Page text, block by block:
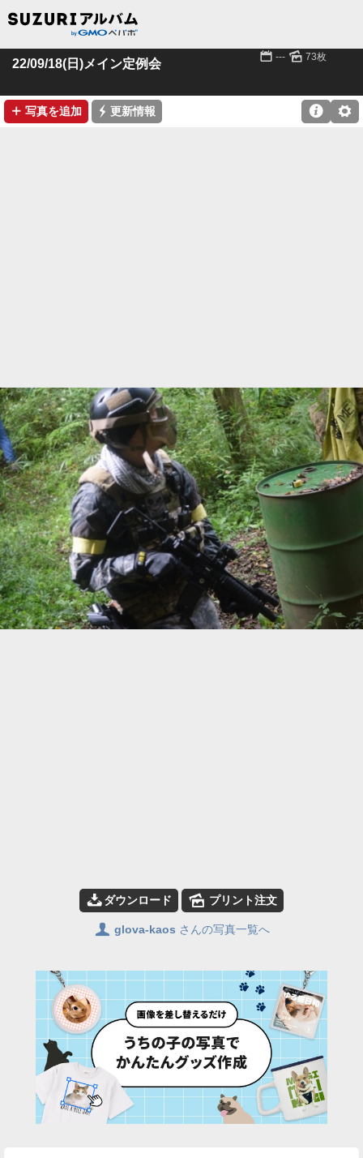
22/09/18(日)メイン定例会 📅 --- 🌄 73枚
➕ 写真を追加 ⚡ 更新情報 ⚙

📥ダウンロード 🌄 プリント注文
👤 glova-kaos さんの写真一覧へ